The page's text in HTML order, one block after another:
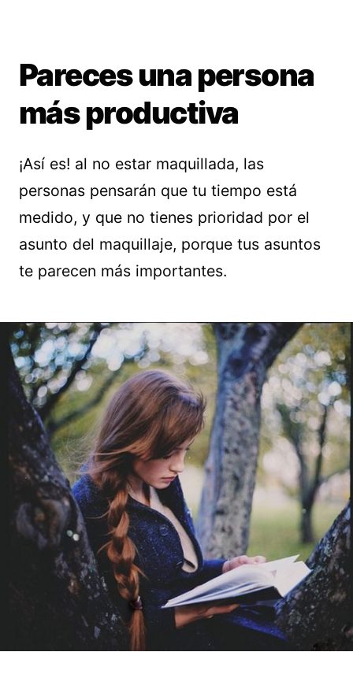
Pareces una persona
más productiva
¡Así es! al no estar maquillada, las
personas pensarán que tu tiempo está
medido, y que no tienes prioridad por el
asunto del maquillaje, porque tus asuntos
te parecen más importantes.